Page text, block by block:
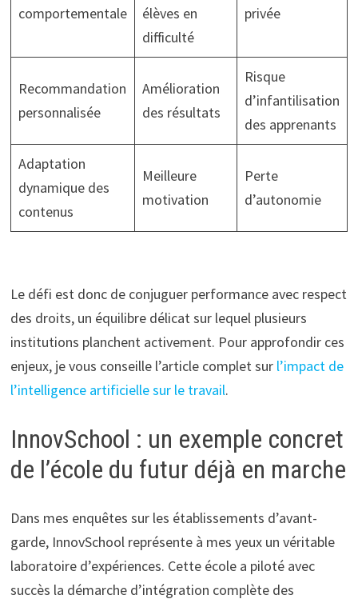
comportementale
élèves en
difficulté
privée
Recommandation
personnalisée
Amélioration
des résultats
Risque
d’infantilisation
des apprenants
Adaptation
dynamique des
contenus
Meilleure
motivation
Perte
d’autonomie
Le défi est donc de conjuguer performance avec respect
des droits, un équilibre délicat sur lequel plusieurs
institutions planchent activement. Pour approfondir ces
enjeux, je vous conseille l’article complet sur l’impact de
l’intelligence artificielle sur le travail.
InnovSchool : un exemple concret
de l’école du futur déjà en marche
Dans mes enquêtes sur les établissements d’avant-
garde, InnovSchool représente à mes yeux un véritable
laboratoire d’expériences. Cette école a piloté avec
succès la démarche d’intégration complète des